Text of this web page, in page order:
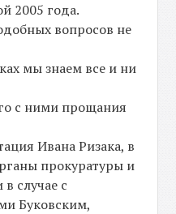
2005 года.
вопросов не
мы знаем все и ни
с ними прощания
Ивана Ризака, в
прокуратуры и
случае с
Буковским,